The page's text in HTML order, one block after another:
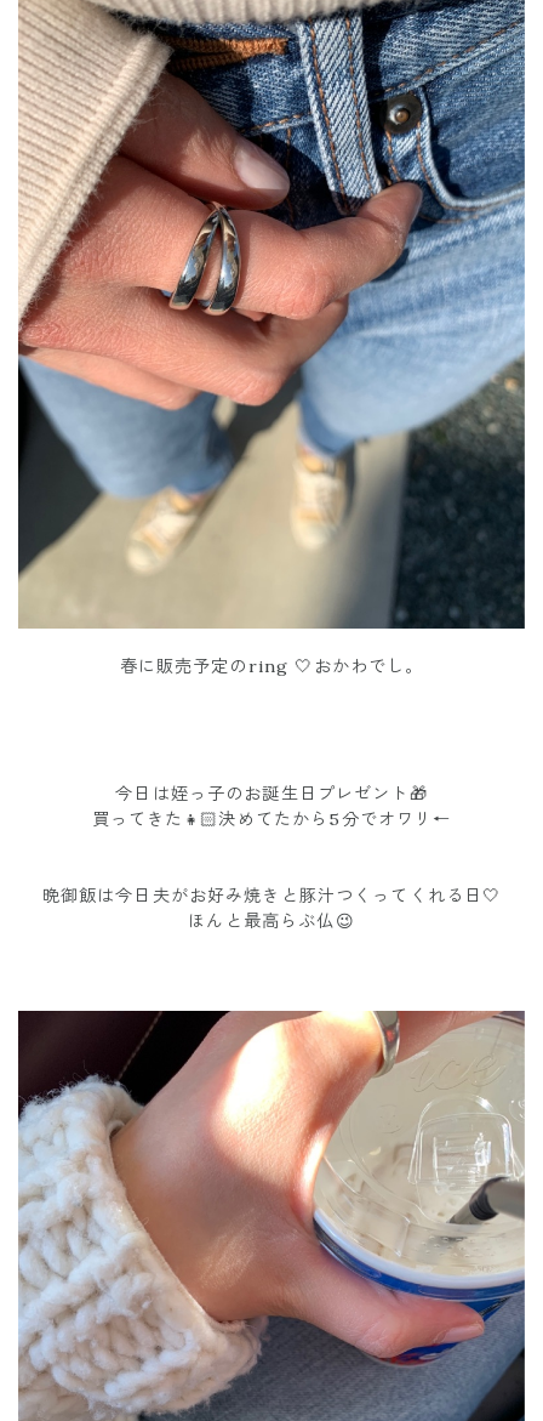
春に販売予定のring 🤍おかわでし。
今日は姪っ子のお誕生日プレゼント🎁
買ってきた👧🏻決めてたから5分でオワリ←
晩御飯は今日夫がお好み焼きと豚汁つくってくれる日🤍
ほんと最高らぶ仏😉